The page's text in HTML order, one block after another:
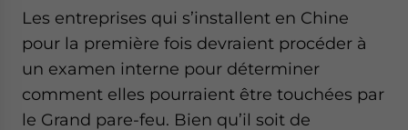
Les entreprises qui s’installent en Chine
pour la première fois devraient procéder à
un examen interne pour déterminer
comment elles pourraient être touchées par
le Grand pare-feu. Bien qu’il soit de